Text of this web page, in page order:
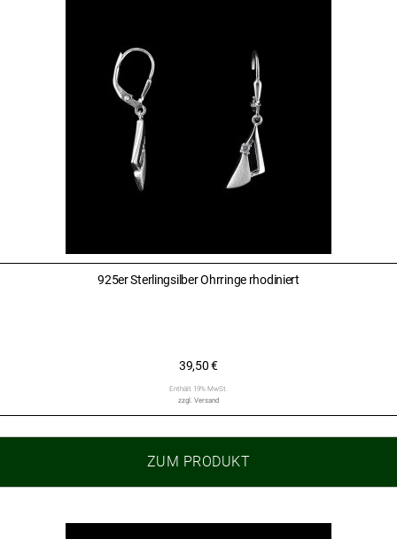
925er Sterlingsilber Ohrringe rhodiniert
39,50€
Enthält 19% MwSt.
zzgl. Versand
ZUM PRODUKT